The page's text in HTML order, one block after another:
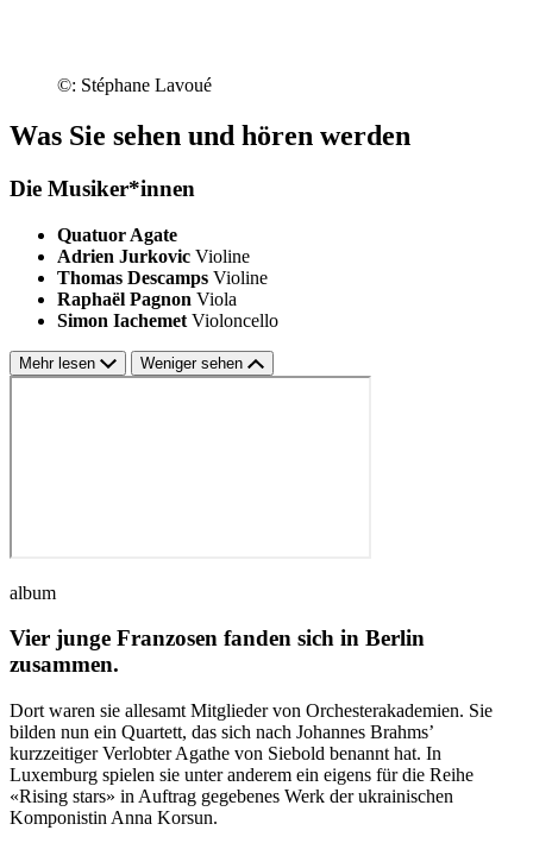
©: Stéphane Lavoué
Was Sie sehen und hören werden
Die Musiker*innen
Quatuor Agate
Adrien Jurkovic Violine
Thomas Descamps Violine
Raphaël Pagnon Viola
Simon Iachemet Violoncello
Mehr lesen Weniger sehen
album
Vier junge Franzosen fanden sich in Berlin
zusammen.
Dort waren sie allesamt Mitglieder von Orchesterakademien. Sie
bilden nun ein Quartett, das sich nach Johannes Brahms’
kurzzeitiger Verlobter Agathe von Siebold benannt hat. In
Luxemburg spielen sie unter anderem ein eigens für die Reihe
«Rising stars» in Auftrag gegebenes Werk der ukrainischen
Komponistin Anna Korsun.